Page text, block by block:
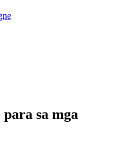
sa mga